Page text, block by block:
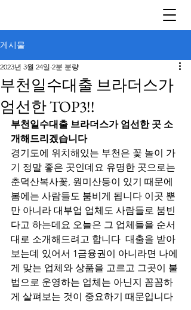
게시물
부천일수대출 브라더스가
엄선한 TOP3!!
2023년 3월 24일 2분 분량
부천일수대출 브라더스가 엄선한 곳 소
개해드리겠습니다
경기도에 위치해있는 부천은 꽃 놀이 가
기 정말 좋은 곳인데요 유명한 곳으로는
춘덕산복사꽃, 원미산등이 있기 때문에
봄에는 사람들도 붐비게 됩니다 이곳 뿐
만 아니라 대부업 업체도 사람들로 붐빈
다고 하는데요 오늘은 그 업체들을 순서
대로 소개해드려고 합니다  대출을 받아
보는데 있어서 1금융권이 아니라면 나에
게 맞는 업체와 상품을 고르고 그곳이 불
법으로 운영하는 업체는 아닌지 꼼꼼하
게 살펴보는 것이 중요하기 때문입니다